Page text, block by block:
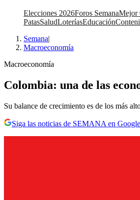
Elecciones 2026Foros SemanaMejor
PatasSaludLoteríasEducación
Semana|
Macroeconomía
Macroeconomía
Colombia: una de las
Su balance de crecimiento es de los más
Siga las noticias de SEMANA en